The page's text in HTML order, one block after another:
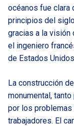
océanos fue clara
principios del
gracias a la visión
el ingeniero
de Estados
La construcción
monumental,
por los
trabajadores. El